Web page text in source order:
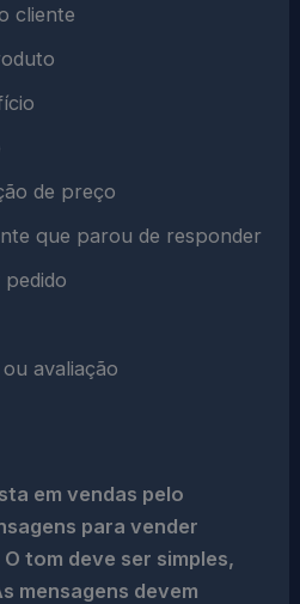
cliente
de preço
que parou de responder
avaliação
em vendas pelo
para vender
tom deve ser simples,
mensagens devem